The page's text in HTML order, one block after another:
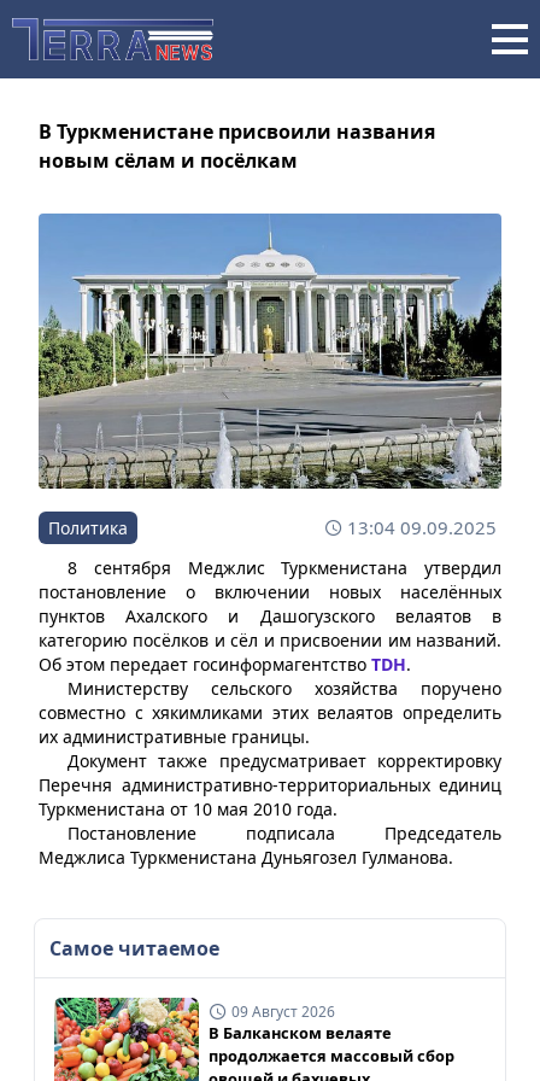
В Туркменистане присвоили названия
новым сёлам и посёлкам
Политика 13:04 09.09.2025
8 сентября Меджлис Туркменистана утвердил
постановление о включении новых населённых
пунктов Ахалского и Дашогузского велаятов в
категорию посёлков и сёл и присвоении им названий.
Об этом передает госинформагентство TDH.
Министерству сельского хозяйства поручено
совместно с хякимликами этих велаятов определить
их административные границы.
Документ также предусматривает корректировку
Перечня административно-территориальных единиц
Туркменистана от 10 мая 2010 года.
Постановление подписала Председатель
Меджлиса Туркменистана Дуньягозел Гулманова.
Самое читаемое
09 Август 2026
В Балканском велаяте
продолжается массовый сбор